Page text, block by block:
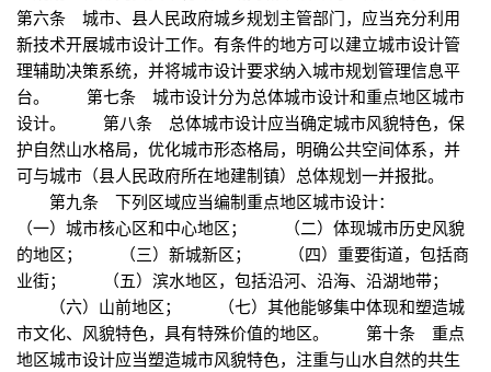
第六条 城市、县人民政府城乡规划主管部门，应当充分利用
新技术开展城市设计工作。有条件的地方可以建立城市设计管
理辅助决策系统，并将城市设计要求纳入城市规划管理信息平
台。 第七条 城市设计分为总体城市设计和重点地区城市
设计。 第八条 总体城市设计应当确定城市风貌特色，保
护自然山水格局，优化城市形态格局，明确公共空间体系，并
可与城市（县人民政府所在地建制镇）总体规划一并报批。
第九条 下列区域应当编制重点地区城市设计：
（一）城市核心区和中心地区； （二）体现城市历史风貌
的地区； （三）新城新区； （四）重要街道，包括商
业街； （五）滨水地区，包括沿河、沿海、沿湖地带；
（六）山前地区； （七）其他能够集中体现和塑造城
市文化、风貌特色，具有特殊价值的地区。 第十条 重点
地区城市设计应当塑造城市风貌特色，注重与山水自然的共生